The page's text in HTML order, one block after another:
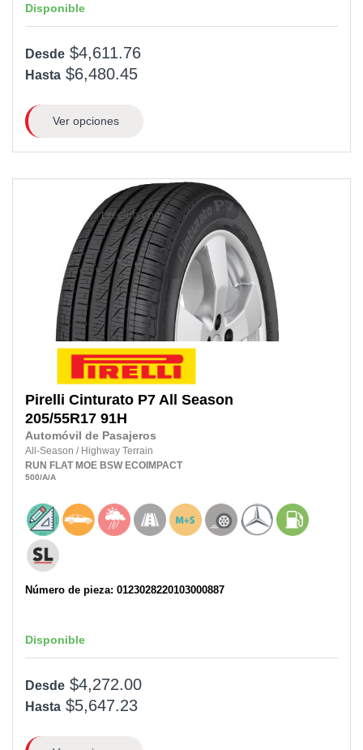
Disponible
Desde $4,611.76
Hasta $6,480.45
Ver opciones
Pirelli Cinturato P7 All Season
205/55R17 91H
Automóvil de Pasajeros
All-Season / Highway Terrain
RUN FLAT MOE BSW ECOIMPACT
500/A/A
Número de pieza: 0123028220103000887
Disponible
Desde $4,272.00
Hasta $5,647.23